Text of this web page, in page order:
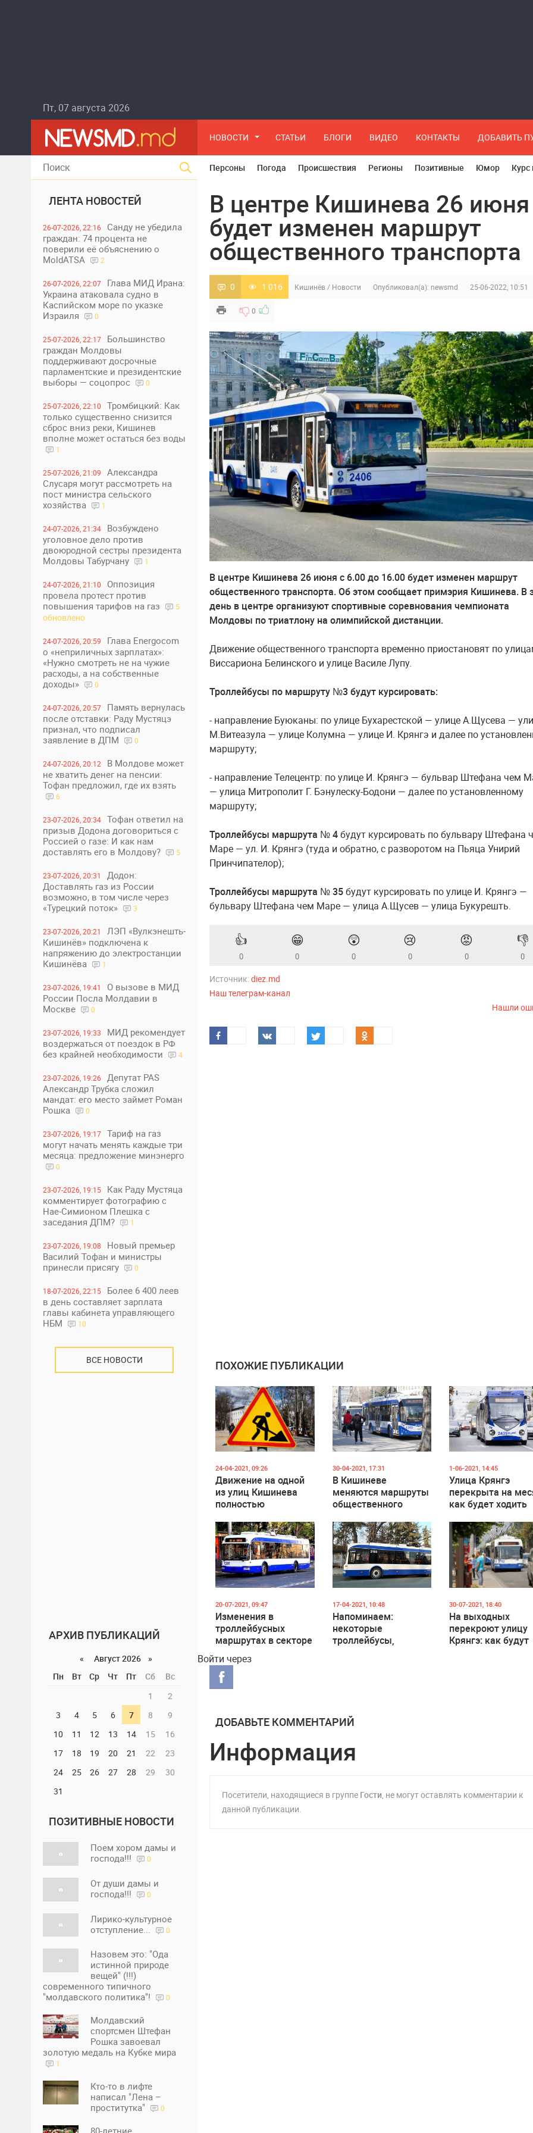
Пт, 07 августа 2026
НОВОСТИ СТАТЬИ БЛОГИ ВИДЕО КОНТАКТЫ ДОБАВИТЬ
ЛЕНТА НОВОСТЕЙ
26-07-2026, 22:16
Санду не убедила
граждан: 74 процента не
поверили её объяснению о
MoldATSA
2
26-07-2026, 22:07
Глава МИД Ирана:
Украина атаковала судно в
Каспийском море по указке
Израиля
0
25-07-2026, 22:17
Большинство
граждан Молдовы
поддерживают досрочные
парламентские и президентские
выборы — соцопрос
0
25-07-2026, 22:10
Тромбицкий: Как
только существенно снизится
сброс вниз реки, Кишинев
вполне может остаться без воды
1
25-07-2026, 21:09
Александра
Слусаря могут рассмотреть на
пост министра сельского
хозяйства
1
24-07-2026, 21:34
Возбуждено
уголовное дело против
двоюродной сестры президента
Молдовы Табурчану
1
24-07-2026, 21:10
Оппозиция
провела протест против
повышения тарифов на газ
5
обновлено
24-07-2026, 20:59
Глава Energocom
о «неприличных зарплатах»:
«Нужно смотреть не на чужие
расходы, а на собственные
доходы»
0
24-07-2026, 20:57
Память вернулась
после отставки: Раду Мустяцэ
признал, что подписал
заявление в ДПМ
0
24-07-2026, 20:12
В Молдове может
не хватить денег на пенсии:
Тофан предложил, где их взять
6
23-07-2026, 20:34
Тофан ответил на
призыв Додона договориться с
Россией о газе: И как нам
доставлять его в Молдову?
5
23-07-2026, 20:31
Додон:
Доставлять газ из России
возможно, в том числе через
«Турецкий поток»
3
23-07-2026, 20:21
ЛЭП «Вулкэнешть-
Кишинёв» подключена к
напряжению до электростанции
Кишинёва
1
23-07-2026, 19:41
О вызове в МИД
России Посла Молдавии в
Москве
0
23-07-2026, 19:33
МИД рекомендует
воздержаться от поездок в РФ
без крайней необходимости
4
23-07-2026, 19:26
Депутат PAS
Александр Трубка сложил
мандат: его место займет Роман
Рошка
0
23-07-2026, 19:17
Тариф на газ
могут начать менять каждые три
месяца: предложение минэнерго
0
23-07-2026, 19:15
Как Раду Мустяца
комментирует фотографию с
Нае-Симионом Плешка с
заседания ДПМ?
1
23-07-2026, 19:08
Новый премьер
Василий Тофан и министры
принесли присягу
0
18-07-2026, 22:15
Более 6 400 леев
в день составляет зарплата
главы кабинета управляющего
НБМ
10
ВСЕ НОВОСТИ
АРХИВ ПУБЛИКАЦИЙ
«
Август 2026 »
Пн
Вт Ср Чт Пт Сб
Вс
1
2
3
4 5 6 7 8
9
10
11 12 13 14 15
16
17
18 19 20 21 22
23
24
25 26 27 28 29
30
31
ПОЗИТИВНЫЕ НОВОСТИ
Поем хором дамы и
господа!!!
0
От души дамы и
господа!!!
0
Лирико-культурное
отступление...
0
Назовем это: "Ода
истинной природе
вещей" (!!!)
современного типичного
"молдавского политика"!
0
Молдавский
спортсмен Штефан
Рошка завоевал
золотую медаль на Кубке мира
1
Кто-то в лифте
написал "Лена –
проститутка"
0
Персоны Погода Происшествия Регионы Позитивные Юмор
В центре Кишинева 26 июня
будет изменен маршрут
общественного транспорта
0 1 016 Кишинёв / Новости Опубликовал(а): newsmd 25-06-2022, 10:51
0
В центре Кишинева 26 июня с 6.00 до 16.00 будет изменен маршрут
общественного транспорта. Об этом сообщает примэрия Кишинева. В
день в центре организуют спортивные соревнования чемпионата
Молдовы по триатлону на олимпийской дистанции.
Движение общественного транспорта временно приостановят по
Виссариона Белинского и улице Василе Лупу.
Троллейбусы по маршруту №3 будут курсировать:
- направление Буюканы: по улице Бухарестской — улице А.Щусева —
М.Витеазула — улице Колумна — улице И. Крянгэ и далее по
маршруту;
- направление Телецентр: по улице И. Крянгэ — бульвар Штефана чем
— улица Митрополит Г. Бэнулеску-Бодони — далее по установленному
маршруту;
Троллейбусы маршрута № 4будут курсировать по бульвару Штефана
Маре — ул. И. Крянгэ (туда и обратно, с разворотом на Пьяца Унирий
Принчипателор);
Троллейбусы маршрута № 35будут курсировать по улице И. Крянгэ —
бульвару Штефана чем Маре — улица A.Щусев — улица Букурешть.
👍
0
😁
0
😲
0
😢
0
😡
0
👎
0
Источник:diez.md
Наш телеграм-канал
Нашли
ПОХОЖИЕ ПУБЛИКАЦИИ
24-04-2021, 09:26
Движение на одной
из улиц Кишинева
полностью
выходные
30-04-2021, 17:31
В Кишиневе
меняются маршруты
общественного
1-06-2021, 14:45
Улица Крянгэ
перекрыта на
как будет ходить
транспорт
20-07-2021, 09:47
Изменения в
троллейбусных
маршрутах в секторе
17-04-2021, 10:48
Напоминаем:
некоторые
троллейбусы,
30-07-2021, 18:40
На выходных
перекроют улицу
Крянгэ: как будут
Войти через
ДОБАВЬТЕ КОММЕНТАРИЙ
Информация
Посетители, находящиеся в группе Гости , не могут оставлять комментарии к
данной публикации.